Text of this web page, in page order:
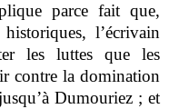
parce fait que,
l’écrivain
les luttes que les
contre la domination
Dumouriez ; et